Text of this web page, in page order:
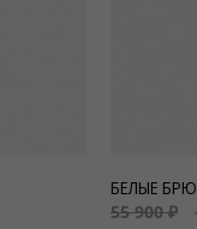
БЕЛЫЕ
55 900 ₽